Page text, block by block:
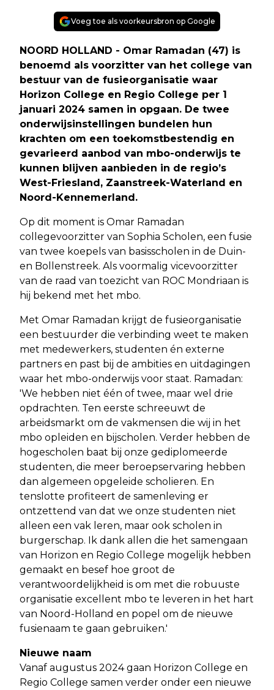
Voeg toe als voorkeursbron op Google
NOORD HOLLAND - Omar Ramadan (47) is
benoemd als voorzitter van het college van
bestuur van de fusieorganisatie waar
Horizon College en Regio College per 1
januari 2024 samen in opgaan. De twee
onderwijsinstellingen bundelen hun
krachten om een toekomstbestendig en
gevarieerd aanbod van mbo-onderwijs te
kunnen blijven aanbieden in de regio’s
West-Friesland, Zaanstreek-Waterland en
Noord-Kennemerland.
Op dit moment is Omar Ramadan
collegevoorzitter van Sophia Scholen, een fusie
van twee koepels van basisscholen in de Duin-
en Bollenstreek. Als voormalig vicevoorzitter
van de raad van toezicht van ROC Mondriaan is
hij bekend met het mbo.
Met Omar Ramadan krijgt de fusieorganisatie
een bestuurder die verbinding weet te maken
met medewerkers, studenten én externe
partners en past bij de ambities en uitdagingen
waar het mbo-onderwijs voor staat. Ramadan:
'We hebben niet één of twee, maar wel drie
opdrachten. Ten eerste schreeuwt de
arbeidsmarkt om de vakmensen die wij in het
mbo opleiden en bijscholen. Verder hebben de
hogescholen baat bij onze gediplomeerde
studenten, die meer beroepservaring hebben
dan algemeen opgeleide scholieren. En
tenslotte profiteert de samenleving er
ontzettend van dat we onze studenten niet
alleen een vak leren, maar ook scholen in
burgerschap. Ik dank allen die het samengaan
van Horizon en Regio College mogelijk hebben
gemaakt en besef hoe groot de
verantwoordelijkheid is om met die robuuste
organisatie excellent mbo te leveren in het hart
van Noord-Holland en popel om de nieuwe
fusienaam te gaan gebruiken.'
Nieuwe naam
Vanaf augustus 2024 gaan Horizon College en
Regio College samen verder onder een nieuwe